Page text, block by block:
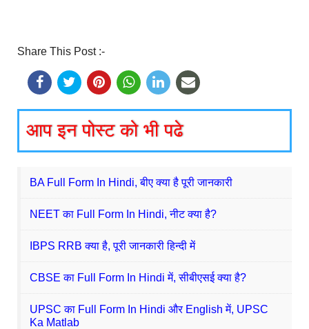
Share This Post :-
आप इन पोस्ट को भी पढे
BA Full Form In Hindi, बीए क्या है पूरी जानकारी
NEET का Full Form In Hindi, नीट क्या है?
IBPS RRB क्या है, पूरी जानकारी हिन्दी में
CBSE का Full Form In Hindi में, सीबीएसई क्या है?
UPSC का Full Form In Hindi और English में, UPSC
Ka Matlab